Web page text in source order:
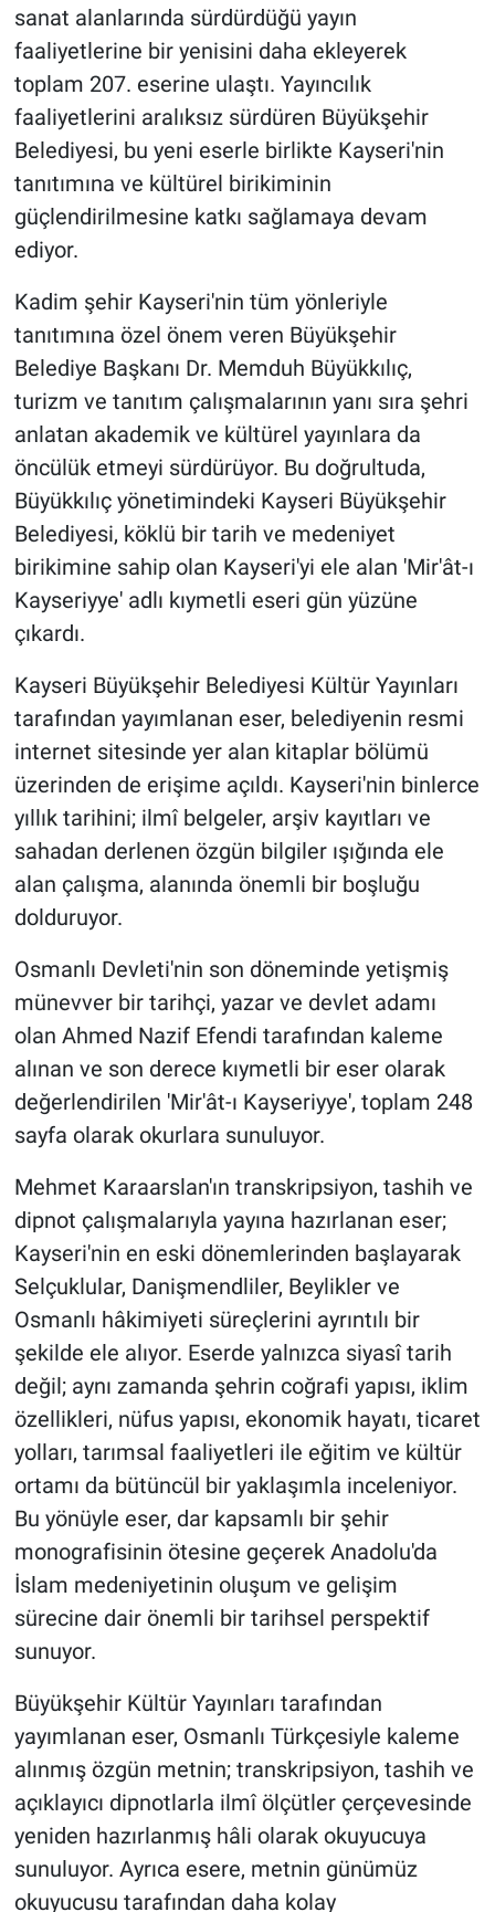
sanat alanlarında sürdürdüğü yayın
faaliyetlerine bir yenisini daha ekleyerek
toplam 207. eserine ulaştı. Yayıncılık
faaliyetlerini aralıksız sürdüren Büyükşehir
Belediyesi, bu yeni eserle birlikte Kayseri'nin
tanıtımına ve kültürel birikiminin
güçlendirilmesine katkı sağlamaya devam
ediyor.
Kadim şehir Kayseri'nin tüm yönleriyle
tanıtımına özel önem veren Büyükşehir
Belediye Başkanı Dr. Memduh Büyükkılıç,
turizm ve tanıtım çalışmalarının yanı sıra şehri
anlatan akademik ve kültürel yayınlara da
öncülük etmeyi sürdürüyor. Bu doğrultuda,
Büyükkılıç yönetimindeki Kayseri Büyükşehir
Belediyesi, köklü bir tarih ve medeniyet
birikimine sahip olan Kayseri'yi ele alan 'Mir'ât-ı
Kayseriyye' adlı kıymetli eseri gün yüzüne
çıkardı.
Kayseri Büyükşehir Belediyesi Kültür Yayınları
tarafından yayımlanan eser, belediyenin resmi
internet sitesinde yer alan kitaplar bölümü
üzerinden de erişime açıldı. Kayseri'nin binlerce
yıllık tarihini; ilmî belgeler, arşiv kayıtları ve
sahadan derlenen özgün bilgiler ışığında ele
alan çalışma, alanında önemli bir boşluğu
dolduruyor.
Osmanlı Devleti'nin son döneminde yetişmiş
münevver bir tarihçi, yazar ve devlet adamı
olan Ahmed Nazif Efendi tarafından kaleme
alınan ve son derece kıymetli bir eser olarak
değerlendirilen 'Mir'ât-ı Kayseriyye', toplam 248
sayfa olarak okurlara sunuluyor.
Mehmet Karaarslan'ın transkripsiyon, tashih ve
dipnot çalışmalarıyla yayına hazırlanan eser;
Kayseri'nin en eski dönemlerinden başlayarak
Selçuklular, Danişmendliler, Beylikler ve
Osmanlı hâkimiyeti süreçlerini ayrıntılı bir
şekilde ele alıyor. Eserde yalnızca siyasî tarih
değil; aynı zamanda şehrin coğrafi yapısı, iklim
özellikleri, nüfus yapısı, ekonomik hayatı, ticaret
yolları, tarımsal faaliyetleri ile eğitim ve kültür
ortamı da bütüncül bir yaklaşımla inceleniyor.
Bu yönüyle eser, dar kapsamlı bir şehir
monografisinin ötesine geçerek Anadolu'da
İslam medeniyetinin oluşum ve gelişim
sürecine dair önemli bir tarihsel perspektif
sunuyor.
Büyükşehir Kültür Yayınları tarafından
yayımlanan eser, Osmanlı Türkçesiyle kaleme
alınmış özgün metnin; transkripsiyon, tashih ve
açıklayıcı dipnotlarla ilmî ölçütler çerçevesinde
yeniden hazırlanmış hâli olarak okuyucuya
sunuluyor. Ayrıca esere, metnin günümüz
okuyucusu tarafından daha kolay
Güvenlik
Bölge